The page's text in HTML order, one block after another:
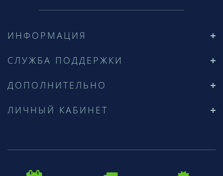
ИНФОРМАЦИЯ
СЛУЖБА ПОДДЕРЖКИ
ДОПОЛНИТЕЛЬНО
ЛИЧНЫЙ КАБИНЕТ